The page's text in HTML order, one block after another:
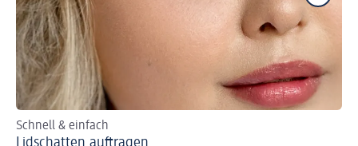
Schnell & einfach